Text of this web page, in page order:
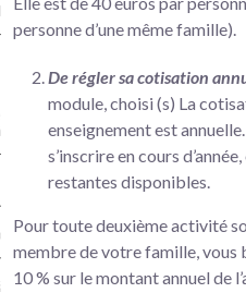
et renforcement musculaire à
(Séniors) à Versailles
à Versailles
Versailles
personne d’une même famille).
De régler sa cotisation
module, choisi (s) La
enseignement est
s’inscrire en cours
restantes disponibles.
Pour toute deuxième activité
membre de votre famille, vous
10 % sur le montant annuel de